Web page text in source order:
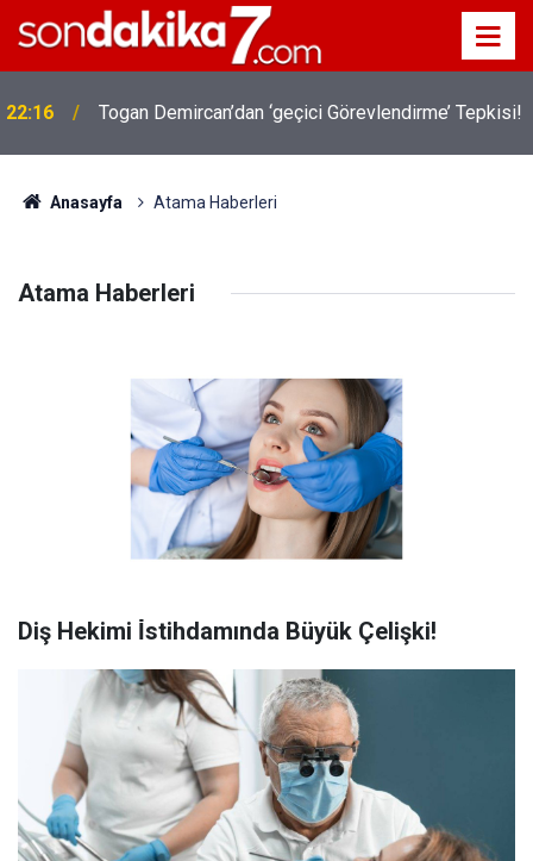
22:16 Togan Demircan’dan ‘geçici Görevlendirme’ Tepkisi!
19:32 Sıcak Havalarda Ödem Şikayetini Hafife Almayın!
Anasayfa Atama Haberleri
Atama Haberleri
Diş Hekimi İ̇stihdamında Büyük Çelişki!